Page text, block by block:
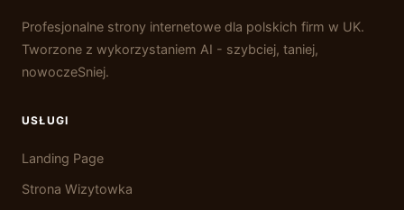
Profesjonalne strony internetowe dla polskich firm w UK.
Tworzone z wykorzystaniem AI - szybciej, taniej,
nowoczeSniej.
USŁUGI
Landing Page
Strona Wizytowka